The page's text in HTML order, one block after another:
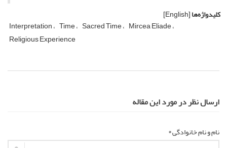
کلیدواژه‌ها[English]
Interpretation Time Sacred Time Mircea Eliade
Religious Experience
ارسال نظر در مورد این مقاله
نام و نام خانوادگی *